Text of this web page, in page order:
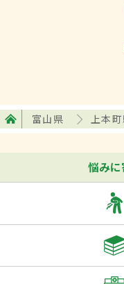
富山県 上本
悩み